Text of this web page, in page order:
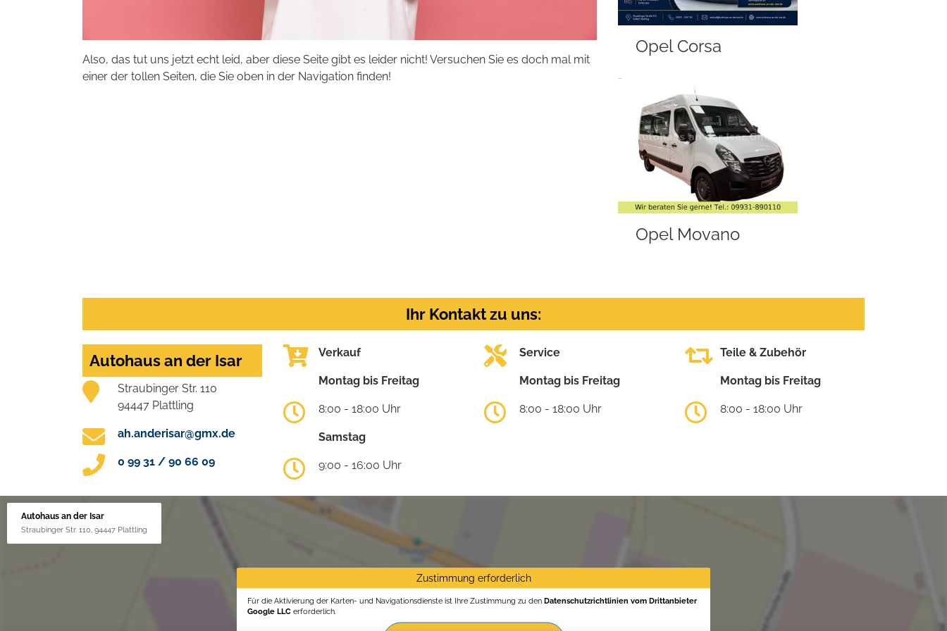
Also, das tut uns jetzt echt leid, aber diese Seite gibt es leider nicht! Versuchen Sie es doch mal mit
einer der tollen Seiten, die Sie oben in der Navigation finden!
Opel Corsa
Opel Movano
Ihr Kontakt zu uns:
Autohaus an der Isar
Straubinger Str. 110
94447 Plattling
ah.anderisar@gmx.de
0 99 31 / 90 66 09
Verkauf
Montag bis Freitag
8:00 - 18:00 Uhr
Samstag
9:00 - 16:00 Uhr
Service
Montag bis Freitag
8:00 - 18:00 Uhr
Teile & Zubehör
Montag bis Freitag
8:00 - 18:00 Uhr
Autohaus an der Isar
Straubinger Str. 110, 94447 Plattling
Zustimmung erforderlich
Für die Aktivierung der Karten- und Navigationsdienste ist Ihre Zustimmung zu den Datenschutzrichtlinien vom Drittanbieter
Google LLC erforderlich.